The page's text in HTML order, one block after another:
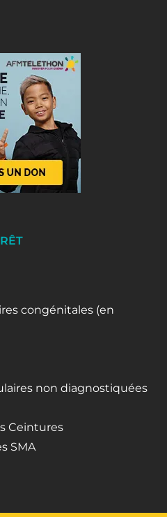
congénitales (en
non diagnostiquées
Ceintures
SMA